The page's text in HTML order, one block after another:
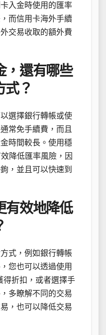
入金時使用的匯率
而信用卡海外手續
交易收取的額外費
，還有哪些
式？
選擇銀行轉帳或使
常免手續費，而且
時間較長。使用穩
降低匯率風險，因
，並且可以快速到
有效地降低
式，例如銀行轉帳
您也可以透過使用
得折扣，或者選擇手
多瞭解不同的交易
，也可以降低交易